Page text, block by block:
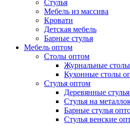
Стулья
Мебель из массива
Кровати
Детская мебель
Барные стулья
Мебель оптом
Столы оптом
Журнальные
Кухонные столы
Стулья оптом
Деревянные
Стулья на
Барные стулья
Стулья венские